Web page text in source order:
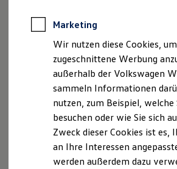
Anpfiff zum Gewinn
Elektroautos
ID. Tutorials
Elektrofahrzeugkonzepte
Reichweite
Reichweite der ID.
Reichweite im Winter
Laden
Laden unterwegs
Laden Zuhause
Probefahrt vereinbaren
Marketing
Wir nutzen diese Cookies,
zugeschnittene Werbung
außerhalb der Volkswagen
sammeln Informationen
nutzen, zum Beispiel,
besuchen oder wie Sie sich
Zweck dieser Cookies ist es,
an Ihre Interessen
werden außerdem dazu